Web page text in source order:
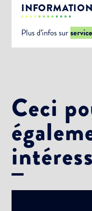
Plus d’infos sur
Ceci